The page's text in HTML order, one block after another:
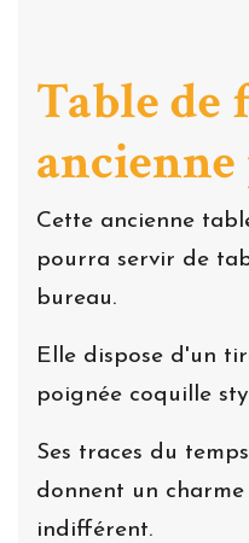
Table de
Cette ancienne
pourra servir de
bureau.
Elle dispose d'un
poignée coquille
Ses traces du
donnent un
indifférent.